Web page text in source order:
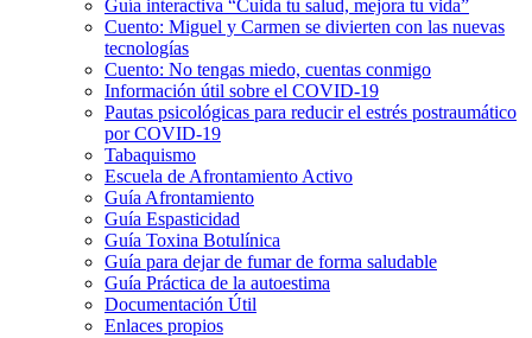
Guía interactiva “Cuida tu salud, mejora tu vida”
Cuento: Miguel y Carmen se divierten con las nuevas
tecnologías
Cuento: No tengas miedo, cuentas conmigo
Información útil sobre el COVID-19
Pautas psicológicas para reducir el estrés postraumático
por COVID-19
Tabaquismo
Escuela de Afrontamiento Activo
Guía Afrontamiento
Guía Espasticidad
Guía Toxina Botulínica
Guía para dejar de fumar de forma saludable
Guía Práctica de la autoestima
Documentación Útil
Enlaces propios